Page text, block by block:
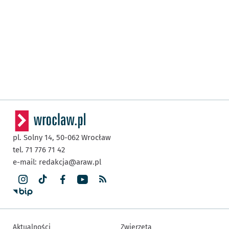
pl. Solny 14, 50-062 Wrocław
tel. 71 776 71 42
e-mail: redakcja@araw.pl